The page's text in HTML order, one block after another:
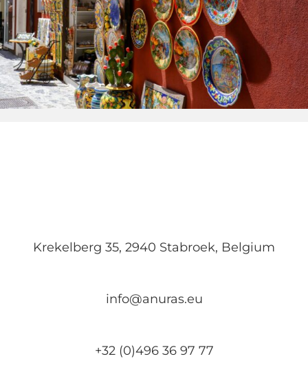
Krekelberg 35, 2940 Stabroek, Belgium
info@anuras.eu
+32 (0)496 36 97 77